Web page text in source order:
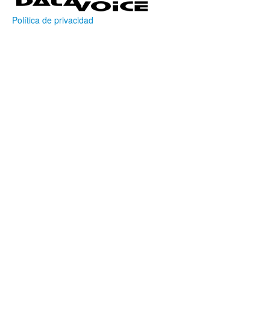
Política de privacidad